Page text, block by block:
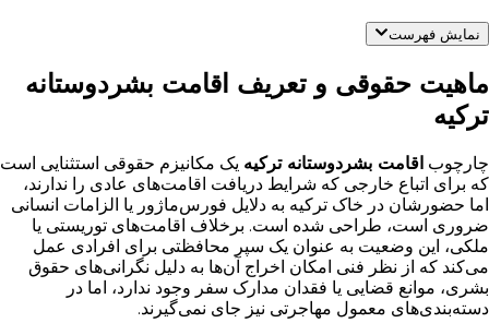
نمایش فهرست
ماهیت حقوقی و تعریف اقامت بشردوستانه
ترکیه
چارچوب اقامت بشردوستانه ترکیه یک مکانیزم حقوقی استثنایی است
که برای اتباع خارجی که شرایط دریافت اقامت‌های عادی را ندارند،
اما حضورشان در خاک ترکیه به دلایل فورس‌ماژور یا الزامات انسانی
ضروری است، طراحی شده است. برخلاف اقامت‌های توریستی یا
ملکی، این وضعیت به عنوان یک سپر محافظتی برای افرادی عمل
می‌کند که از نظر فنی امکان اخراج آن‌ها به دلیل نگرانی‌های حقوق
بشری، موانع قضایی یا فقدان مدارک سفر وجود ندارد، اما در
دسته‌بندی‌های معمول مهاجرتی نیز جای نمی‌گیرند.